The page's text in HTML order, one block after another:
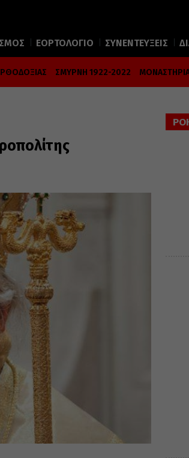
ΕΟΡΤΟΛΟΓΙΟ ΣΥΝΕΝΤΕΥΞΕΙΣ
ΣΜΥΡΝΗ 1922-2022